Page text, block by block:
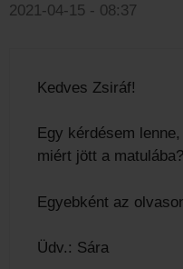
2021-04-15 - 08:37
Kedves Zsiráf!
Egy kérdésem
miért jött a matulába?
Egyebként az
Üdv.: Sára